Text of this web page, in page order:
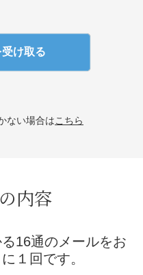
ない場合は こちら
内容
16通のメールをお
１回です。